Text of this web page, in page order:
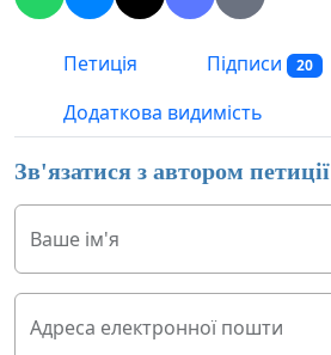
Петиція Підписи 20
Додаткова видимість
Зв'язатися з автором петиції
Ваше ім'я
Адреса електронної пошти